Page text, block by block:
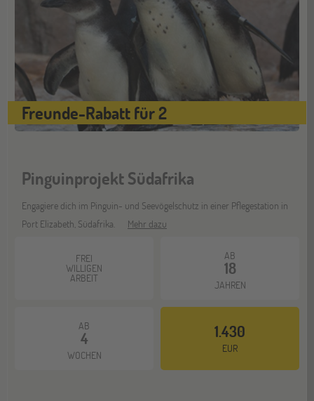
Gräfelfing
Jugendbildungsmesse JuBi
17
OKT
Stuttgart
Jugendbildungsmesse JuBi
07 Bochum
Jugendbildungsmesse JuBi
Berlin
Jugendbildungsmesse JuBi
Hannover
Jugendbildungsmesse JuBi
Freunde-Rabatt für 2
Pinguinprojekt Südafrika
Engagiere dich im Pinguin- und Seevögelschutz in einer Pflegestation in
Port Elizabeth, Südafrika.
Mehr dazu
FREI
WILLIGEN
ARBEIT
AB
18
JAHREN
AB
4
WOCHEN
1.430
EUR